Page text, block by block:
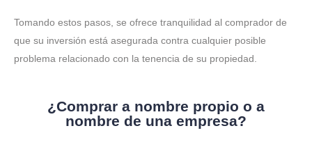
Tomando estos pasos, se ofrece tranquilidad al comprador de
que su inversión está asegurada contra cualquier posible
problema relacionado con la tenencia de su propiedad.
¿Comprar a nombre propio o a
nombre de una empresa?